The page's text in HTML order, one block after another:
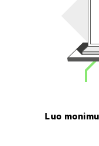
Luo